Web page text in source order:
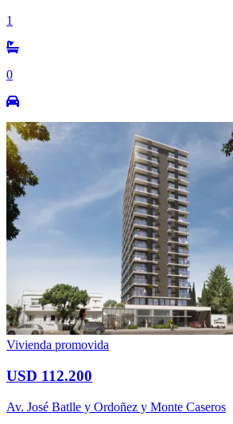
1
0
Vivienda promovida
USD 112.200
Av. José Batlle y Ordoñez y Monte Caseros